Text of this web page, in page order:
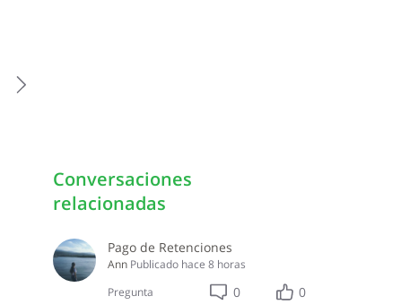
Conversaciones
relacionadas
Pago de Retenciones
Ann Publicado hace 8 horas
Pregunta
0 0